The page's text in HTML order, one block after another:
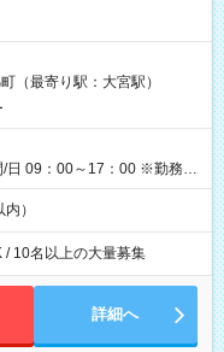
前払い）オプションあ
週間ほどで給与の一部を受け
（休憩1時間） 時給1,300円
日の役割により時給＋100
（休憩なし） 時給1,300
円＋交通費 【試用期
（最寄り駅：大宮駅）
/日 09：00～17：00 ※勤務時
）
/ 10名以上の大量募集
詳細へ